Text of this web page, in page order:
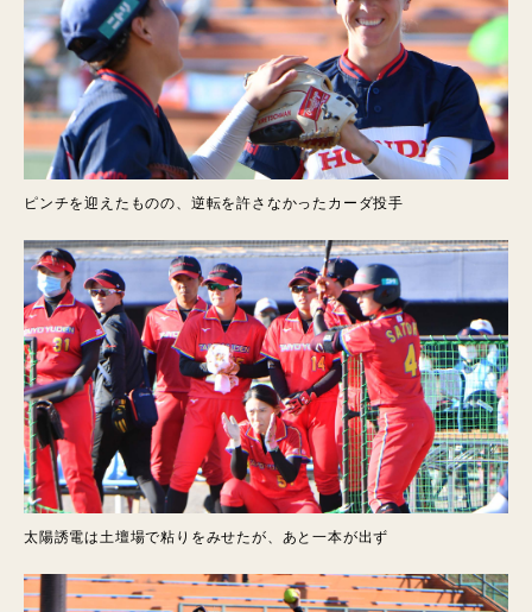
ピンチを迎えたものの、逆転を許さなかったカーダ投手
太陽誘電は土壇場で粘りをみせたが、あと一本が出ず